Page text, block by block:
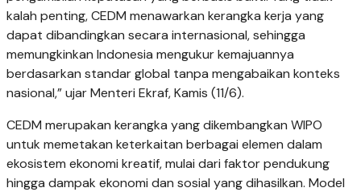
kalah penting, CEDM menawarkan kerangka kerja yang
dapat dibandingkan secara internasional, sehingga
memungkinkan Indonesia mengukur kemajuannya
berdasarkan standar global tanpa mengabaikan konteks
nasional,” ujar Menteri Ekraf, Kamis (11/6).
CEDM merupakan kerangka yang dikembangkan WIPO
untuk memetakan keterkaitan berbagai elemen dalam
ekosistem ekonomi kreatif, mulai dari faktor pendukung
hingga dampak ekonomi dan sosial yang dihasilkan. Model